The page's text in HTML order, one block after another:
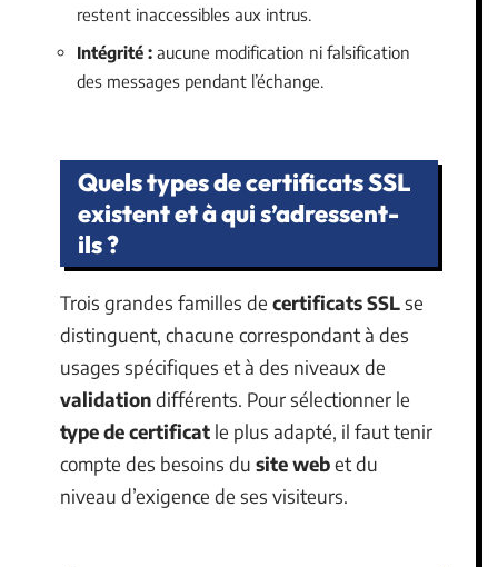
restent inaccessibles aux intrus.
Intégrité : aucune modification ni falsification
des messages pendant l’échange.
Quels types de certificats SSL
existent et à qui s’adressent-
ils ?
Trois grandes familles de certificats SSLse
distinguent, chacune correspondant à des
usages spécifiques et à des niveaux de
validationdifférents. Pour sélectionner le
type de certificat le plus adapté, il faut tenir
compte des besoins du site webet du
niveau d’exigence de ses visiteurs.